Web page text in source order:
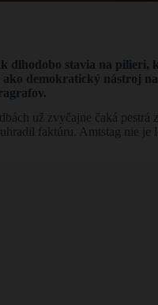
dlhodobo stavia na pilieri,
demokratický nástroj na
už zvyčajne čaká pestrá
faktúru. Amtstag nie je